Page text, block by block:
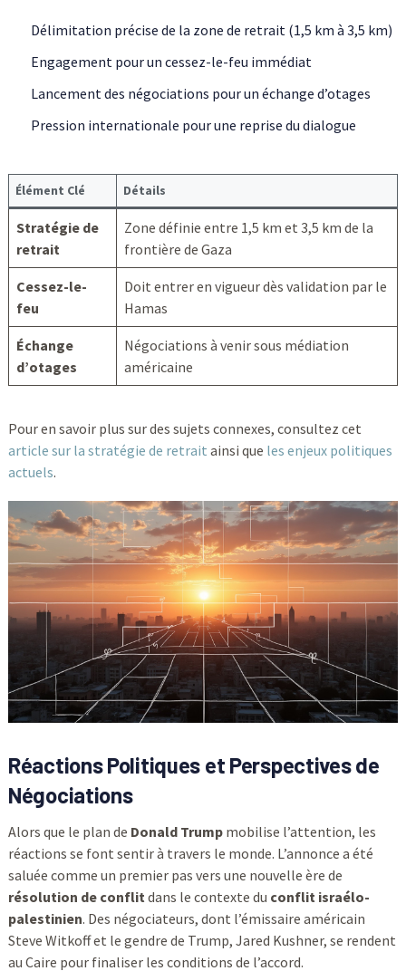
Délimitation précise de la zone de retrait (1,5 km à 3,5 km)
Engagement pour un cessez-le-feu immédiat
Lancement des négociations pour un échange d’otages
Pression internationale pour une reprise du dialogue
Élément Clé Détails
Stratégie de
retrait
Zone définie entre 1,5 km et 3,5 km de la
frontière de Gaza
Cessez-le-
feu
Doit entrer en vigueur dès validation par le
Hamas
Échange
d’otages
Négociations à venir sous médiation
américaine
Pour en savoir plus sur des sujets connexes, consultez cet
article sur la stratégie de retrait ainsi que les enjeux politiques
actuels.
Réactions Politiques et Perspectives de
Négociations
Alors que le plan de Donald Trumpmobilise l’attention, les
réactions se font sentir à travers le monde. L’annonce a été
saluée comme un premier pas vers une nouvelle ère de
résolution de conflitdans le contexte du conflit israélo-
palestinien. Des négociateurs, dont l’émissaire américain
Steve Witkoff et le gendre de Trump, Jared Kushner, se rendent
au Caire pour finaliser les conditions de l’accord.